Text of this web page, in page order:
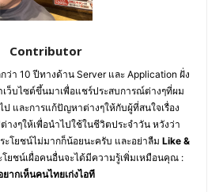
Contributor
ว่า 10 ปีทางด้าน Server และ Application ฝั่ง
ว็บไซต์ขึ้นมาเพื่อแชร์ประสบการณ์ต่างๆที่ผม
ป และการแก้ปัญหาต่างๆให้กับผู้ที่สนใจเรื่อง
างๆให้เพื่อนำไปใช้ในชีวิตประจำวัน หวังว่า
โยชน์ไม่มากก็น้อยนะครับ และอย่าลืม Like &
ยชน์เผื่อคนอื่นจะได้มีความรู้เพิ่มเหมือนคุณ :
ยากเห็นคนไทยเก่งไอที